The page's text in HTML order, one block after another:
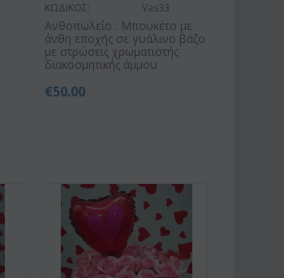
ΚΩΔΙΚΟΣ: Vas33
Ανθοπωλείο . Μπουκέτο με
άνθη εποχής σε γυάλινο βάζο
με στρώσεις χρωματιστής
διακοσμητικής άμμου
€50.00